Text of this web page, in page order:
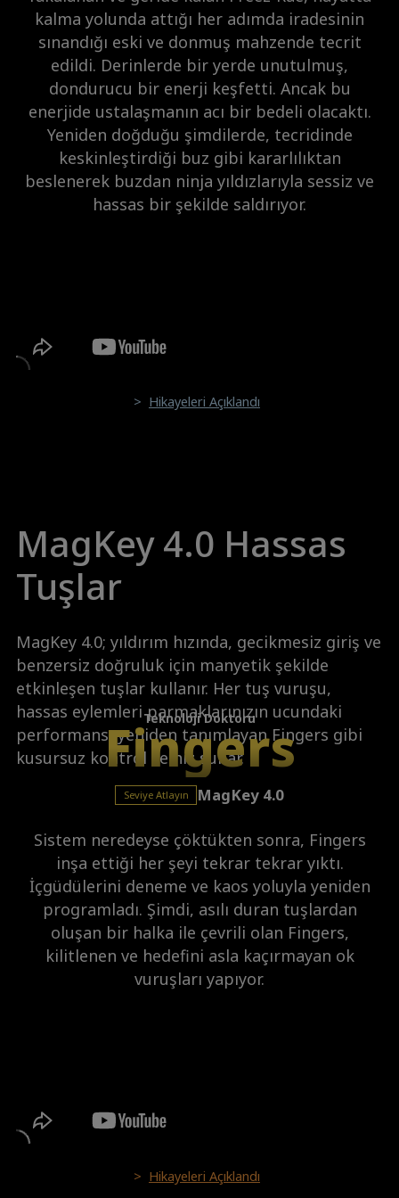
> Hikayeleri Açıklandı
kalma yolunda attığı her adımda iradesinin
sınandığı eski ve donmuş mahzende tecrit
edildi. Derinlerde bir yerde unutulmuş,
dondurucu bir enerji keşfetti. Ancak bu
enerjide ustalaşmanın acı bir bedeli olacaktı.
Yeniden doğduğu şimdilerde, tecridinde
keskinleştirdiği buz gibi kararlılıktan
beslenerek buzdan ninja yıldızlarıyla sessiz ve
hassas bir şekilde saldırıyor.
MagKey 4.0 Hassas
Tuşlar
MagKey 4.0; yıldırım hızında, gecikmesiz giriş ve
benzersiz doğruluk için manyetik şekilde
etkinleşen tuşlar kullanır. Her tuş vuruşu,
hassas eylemleri parmaklarınızın ucundaki
performansı yeniden tanımlayan Fingers gibi
kusursuz kontrol ve hız sunar.
> Hikayeleri Açıklandı
Fingers
Teknoloji Doktoru
Seviye Atlayın MagKey 4.0
Sistem neredeyse çöktükten sonra, Fingers
inşa ettiği her şeyi tekrar tekrar yıktı.
İçgüdülerini deneme ve kaos yoluyla yeniden
programladı. Şimdi, asılı duran tuşlardan
oluşan bir halka ile çevrili olan Fingers,
kilitlenen ve hedefini asla kaçırmayan ok
vuruşları yapıyor.